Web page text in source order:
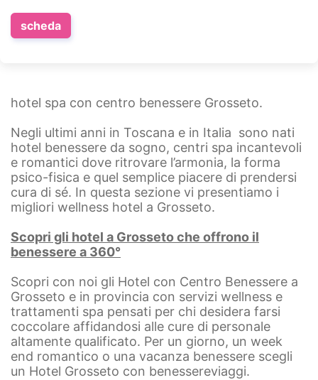
scheda
hotel spa con centro benessere Grosseto.
Negli ultimi anni in Toscana e in Italia sono nati
hotel benessere da sogno, centri spa incantevoli
e romantici dove ritrovare l’armonia, la forma
psico-fisica e quel semplice piacere di prendersi
cura di sé. In questa sezione vi presentiamo i
migliori wellness hotel a Grosseto.
Scopri gli hotel a Grosseto che offrono il
benessere a 360°
Scopri con noi gli Hotel con Centro Benessere a
Grosseto e in provincia con servizi wellness e
trattamenti spa pensati per chi desidera farsi
coccolare affidandosi alle cure di personale
altamente qualificato. Per un giorno, un week
end romantico o una vacanza benessere scegli
un Hotel Grosseto con benessereviaggi.